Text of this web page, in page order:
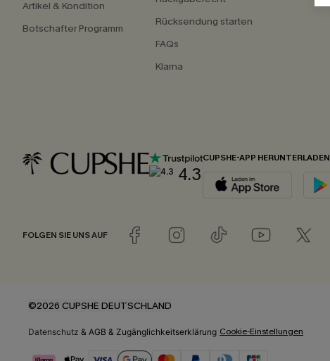
Artikel & Kondition
Botschafter Programm
Rücksendung starten
FAQs
Klarna
4.3
CUPSHE-APP HERUNTERLADEN
FOLGEN SIE UNS AUF
©2026 CUPSHE DEUTSCHLAND
Datenschutz & AGB & Zugänglichkeitserklärung Cookie-Einstellungen